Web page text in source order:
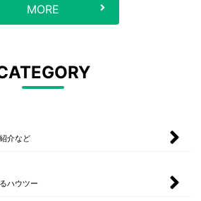
MORE
介など
ハウツー